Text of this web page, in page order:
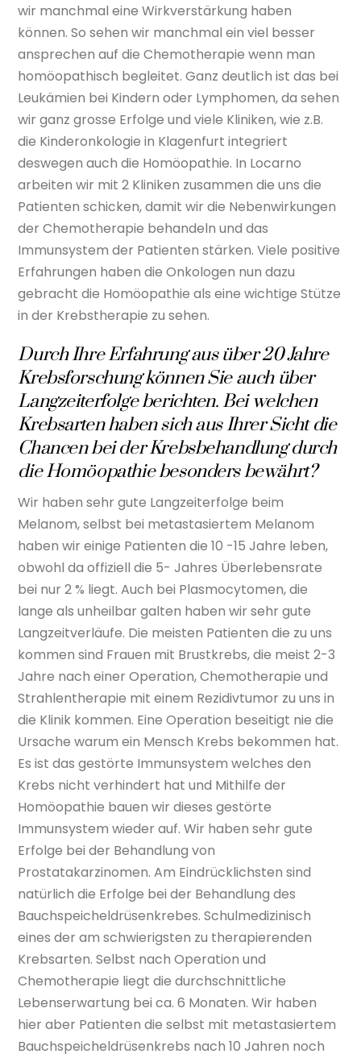
wir manchmal eine Wirkverstärkung haben
können. So sehen wir manchmal ein viel besser
ansprechen auf die Chemotherapie wenn man
homöopathisch begleitet. Ganz deutlich ist das bei
Leukämien bei Kindern oder Lymphomen, da sehen
wir ganz grosse Erfolge und viele Kliniken, wie z.B.
die Kinderonkologie in Klagenfurt integriert
deswegen auch die Homöopathie. In Locarno
arbeiten wir mit 2 Kliniken zusammen die uns die
Patienten schicken, damit wir die Nebenwirkungen
der Chemotherapie behandeln und das
Immunsystem der Patienten stärken. Viele positive
Erfahrungen haben die Onkologen nun dazu
gebracht die Homöopathie als eine wichtige Stütze
in der Krebstherapie zu sehen.
Durch Ihre Erfahrung aus über 20 Jahre
Krebsforschung können Sie auch über
Langzeiterfolge berichten. Bei welchen
Krebsarten haben sich aus Ihrer Sicht die
Chancen bei der Krebsbehandlung durch
die Homöopathie besonders bewährt?
Wir haben sehr gute Langzeiterfolge beim
Melanom, selbst bei metastasiertem Melanom
haben wir einige Patienten die 10 -15 Jahre leben,
obwohl da offiziell die 5- Jahres Überlebensrate
bei nur 2 % liegt. Auch bei Plasmocytomen, die
lange als unheilbar galten haben wir sehr gute
Langzeitverläufe. Die meisten Patienten die zu uns
kommen sind Frauen mit Brustkrebs, die meist 2-3
Jahre nach einer Operation, Chemotherapie und
Strahlentherapie mit einem Rezidivtumor zu uns in
die Klinik kommen. Eine Operation beseitigt nie die
Ursache warum ein Mensch Krebs bekommen hat.
Es ist das gestörte Immunsystem welches den
Krebs nicht verhindert hat und Mithilfe der
Homöopathie bauen wir dieses gestörte
Immunsystem wieder auf. Wir haben sehr gute
Erfolge bei der Behandlung von
Prostatakarzinomen. Am Eindrücklichsten sind
natürlich die Erfolge bei der Behandlung des
Bauchspeicheldrüsenkrebes. Schulmedizinisch
eines der am schwierigsten zu therapierenden
Krebsarten. Selbst nach Operation und
Chemotherapie liegt die durchschnittliche
Lebenserwartung bei ca. 6 Monaten. Wir haben
hier aber Patienten die selbst mit metastasiertem
Bauchspeicheldrüsenkrebs nach 10 Jahren noch